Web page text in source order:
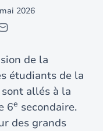
2026
de la
étudiants de la
allés à la
6e secondaire.
des grands